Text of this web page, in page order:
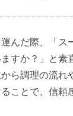
んだ際、「ス
すか？」と素
から調理の流れ
ことで、信頼